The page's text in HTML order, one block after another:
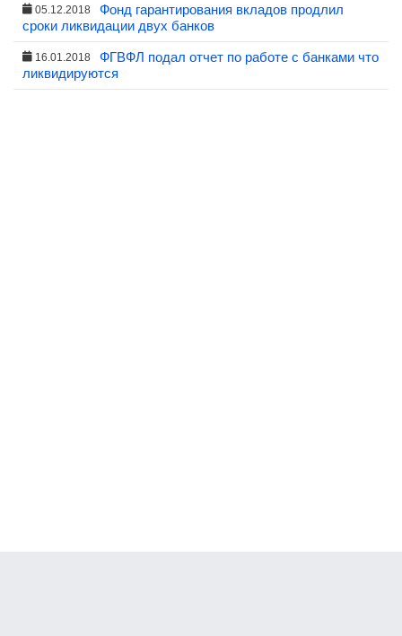
05.12.2018
Фонд гарантирования вкладов продлил
сроки ликвидации двух банков
16.01.2018
ФГВФЛ подал отчет по работе с банками что
ликвидируются